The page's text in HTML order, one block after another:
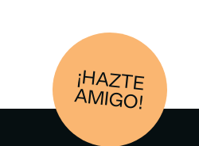
¡HAZTE
AM
IGO!